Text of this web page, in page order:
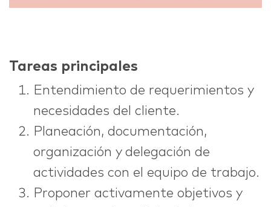
Tareas principales
Entendimiento de requerimientos y
necesidades del cliente.
Planeación, documentación,
organización y delegación de
actividades con el equipo de trabajo.
Proponer activamente objetivos y